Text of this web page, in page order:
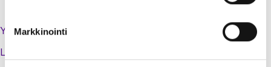
Markkinointi
Yhteystiedot
Laskutustiedot